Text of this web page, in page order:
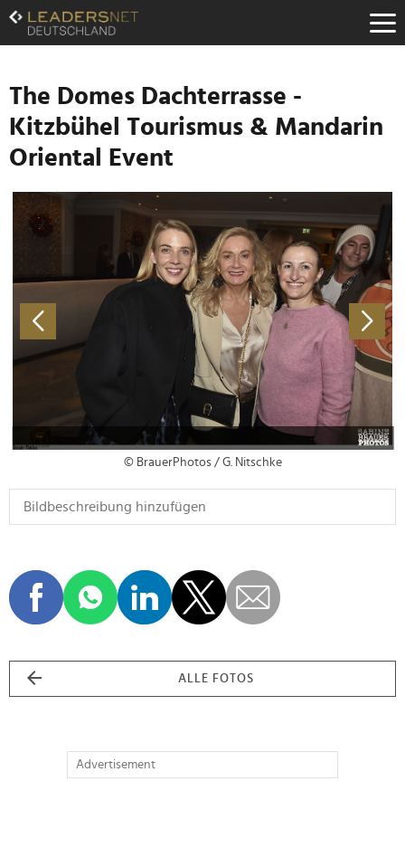
Zum
Inhalt
Zur
Navigation
Zur
Hauptnavigation
The Domes Dachterrasse -
Kitzbühel Tourismus & Mandarin
Oriental Event
© BrauerPhotos / G. Nitschke
ALLE FOTOS
Advertisement